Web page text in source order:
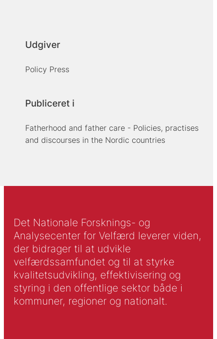
Udgiver
Policy Press
Publiceret i
Fatherhood and father care - Policies, practises
and discourses in the Nordic countries
Det Nationale Forsknings- og
Analysecenter for Velfærd leverer viden,
der bidrager til at udvikle
velfærdssamfundet og til at styrke
kvalitetsudvikling, effektivisering og
styring i den offentlige sektor både i
kommuner, regioner og nationalt.